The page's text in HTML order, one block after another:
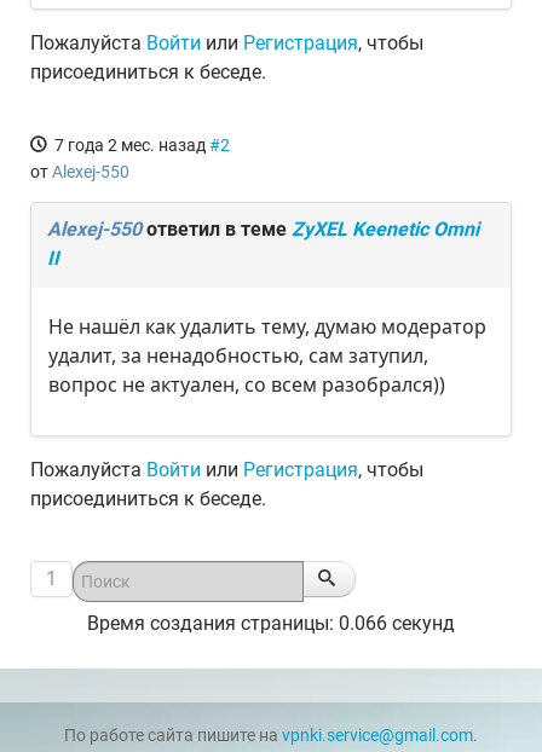
Пожалуйста Войти или Регистрация, чтобы
присоединиться к беседе.
7 года 2 мес. назад #2
отAlexej-550
Alexej-550ответил в теме ZyXEL Keenetic Omni
II
Не нашёл как удалить тему, думаю модератор
удалит, за ненадобностью, сам затупил,
вопрос не актуален, со всем разобрался))
Пожалуйста Войти или Регистрация, чтобы
присоединиться к беседе.
1
Время создания страницы: 0.066 секунд
По работе сайта пишите на vpnki.service@gmail.com.